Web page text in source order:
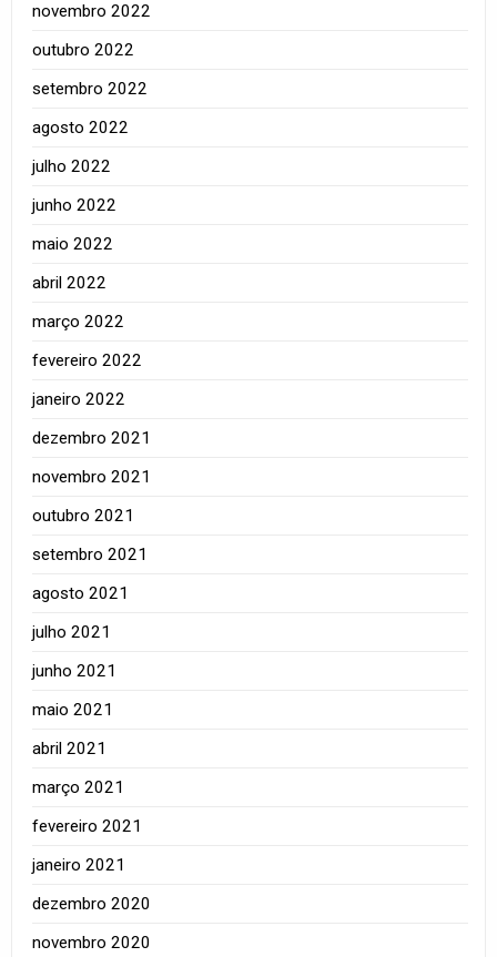
novembro 2022
outubro 2022
setembro 2022
agosto 2022
julho 2022
junho 2022
maio 2022
abril 2022
março 2022
fevereiro 2022
janeiro 2022
dezembro 2021
novembro 2021
outubro 2021
setembro 2021
agosto 2021
julho 2021
junho 2021
maio 2021
abril 2021
março 2021
fevereiro 2021
janeiro 2021
dezembro 2020
novembro 2020